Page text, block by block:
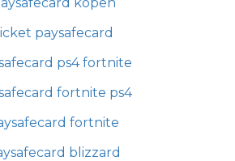
paysafecard
ps4 fortnite
fortnite ps4
fortnite
blizzard